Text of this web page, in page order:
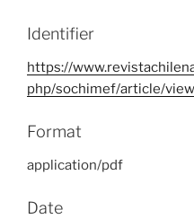
Identifier
https://
php/sochimef/article/
Format
application/pdf
Date